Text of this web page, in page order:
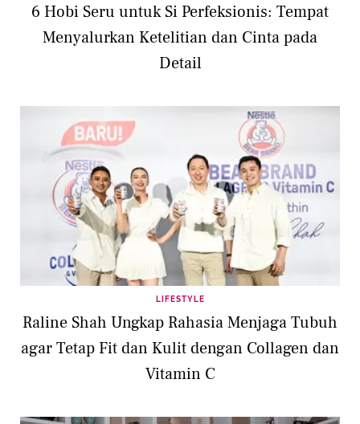
6 Hobi Seru untuk Si Perfeksionis: Tempat
Menyalurkan Ketelitian dan Cinta pada
Detail
LIFESTYLE
Raline Shah Ungkap Rahasia Menjaga Tubuh
agar Tetap Fit dan Kulit dengan Collagen dan
Vitamin C